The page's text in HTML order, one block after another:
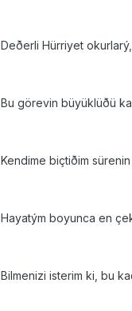
Deðerli Hürriyet
Bu görevin büyüklüðü
Kendime biçtiðim
Hayatým boyunca en
Bilmenizi isterim ki, bu